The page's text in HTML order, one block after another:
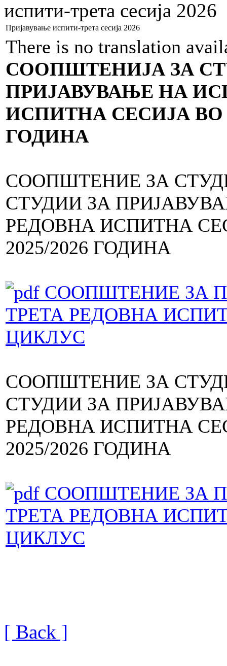
испити-трета сесија 2026
Пријавување испити-трета сесија 2026
There is no translation
СООПШТЕНИЈА ЗА
ПРИЈАВУВАЊЕ НА
ИСПИТНА СЕСИЈА ВО
ГОДИНА
СООПШТЕНИЕ ЗА
СТУДИИ ЗА
РЕДОВНА ИСПИТНА
2025/2026 ГОДИНА
СООПШТЕНИЕ ЗА
ТРЕТА РЕДОВНА
ЦИКЛУС
СООПШТЕНИЕ ЗА
СТУДИИ ЗА
РЕДОВНА ИСПИТНА
2025/2026 ГОДИНА
СООПШТЕНИЕ ЗА
ТРЕТА РЕДОВНА
ЦИКЛУС
[ Back ]